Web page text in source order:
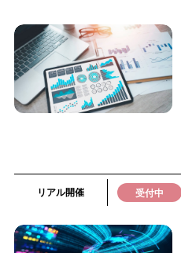
リアル開催 受付中